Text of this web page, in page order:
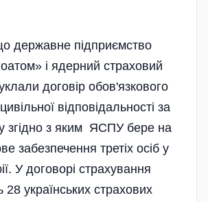
державне підприємство
і ядерний страховий
договір обов'язкового
відповідальності за
згідно з яким ЯСПУ бере на
забезпечення третіх осіб у
У договорі страхування
28 українських страхових